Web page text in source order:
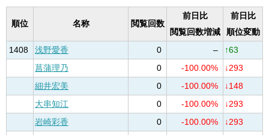
順位 名称 閲覧回数
前日比
閲覧回数増減
前日比
順位変動
1408
浅野愛香 0 –
↑63
菖蒲理乃
0 -100.00%
↓293
細井宏美
0 -100.00%
↓148
大串知江
0 -100.00%
↓293
岩崎彩香
0 -100.00%
↓293